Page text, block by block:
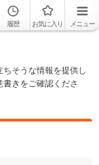
履歴 お気に入り メニュー
そうな情報を提供し
きをご確認くださ